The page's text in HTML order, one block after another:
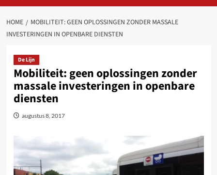
HOME
MOBILITEIT: GEEN OPLOSSINGEN ZONDER MASSALE
INVESTERINGEN IN OPENBARE DIENSTEN
De Lijn
Mobiliteit: geen oplossingen zonder
massale investeringen in openbare
diensten
augustus 8, 2017